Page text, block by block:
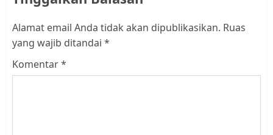
Alamat email Anda tidak akan dipublikasikan. Ruas
yang wajib ditandai *
Komentar*